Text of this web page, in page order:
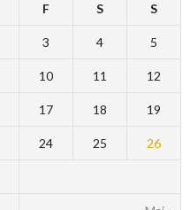
F S S
3 4 5
10 11 12
17 18 19
24 25 26